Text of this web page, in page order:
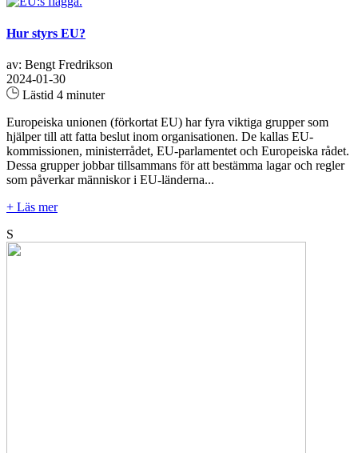
Hur styrs EU?
av: Bengt Fredrikson
2024-01-30
Lästid 4 minuter
Europeiska unionen (förkortat EU) har fyra viktiga grupper som
hjälper till att fatta beslut inom organisationen. De kallas EU-
kommissionen, ministerrådet, EU-parlamentet och Europeiska rådet.
Dessa grupper jobbar tillsammans för att bestämma lagar och regler
som påverkar människor i EU-länderna...
+ Läs mer
S